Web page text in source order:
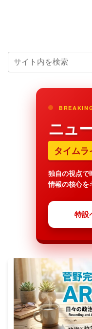
ニュ
タイムラ
独自の視点で
情報の核心を
特設